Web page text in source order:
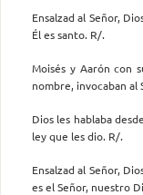
Ensalzad al Señor,
Él es santo. R/.
Moisés y Aarón con
nombre, invocaban al
Dios les hablaba
ley que les dio. R/.
Ensalzad al Señor,
es el Señor, nuestro